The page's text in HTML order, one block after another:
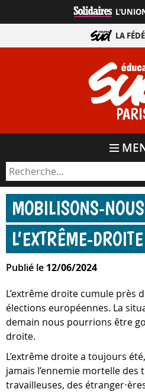
directement
contenu
LA
MOBILISONS-​
L’EXTRÊME-DROITE
Publié le 12/06/2024
L’extrême droite cumule près
élections européennes. La
demain nous pourrions être
droite.
L’extrême droite a toujours
jamais l’ennemie mortelle des
travailleuses, des